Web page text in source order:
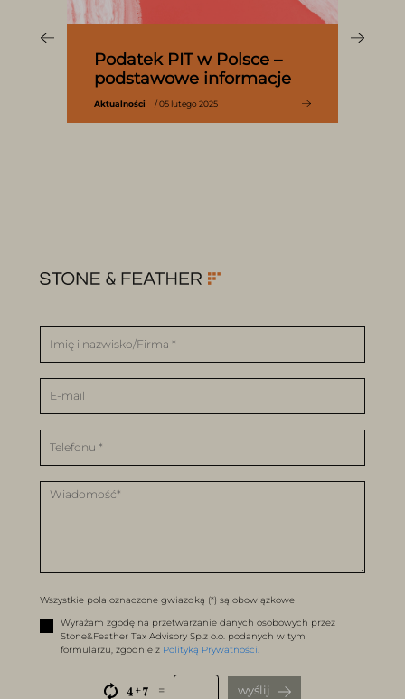
Podatek PIT w Polsce –
podstawowe informacje
Aktualności / 05 lutego 2025
Wiadomość*
Wszystkie pola oznaczone gwiazdką (*) są obowiązkowe
Wyrażam zgodę na przetwarzanie danych osobowych przez
Stone&Feather Tax Advisory Sp.z o.o. podanych w tym
formularzu, zgodnie z Polityką Prywatności.
+ =
Wynik działania matematycznego 4 + 7
wyślij